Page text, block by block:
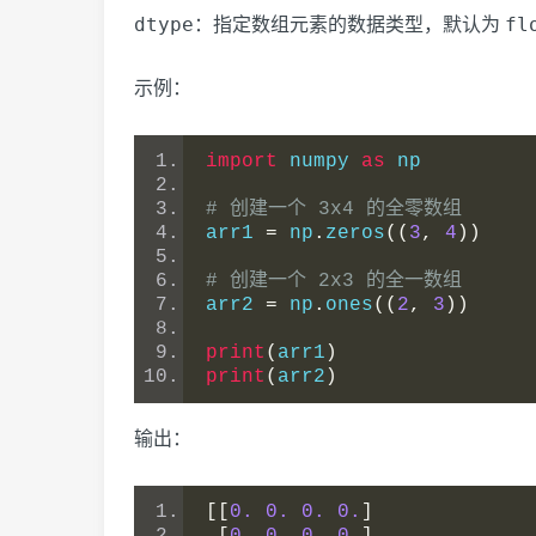
dtype ：指定数组元素的数据类型，默认为
示例：
import numpy as np
# 创建一个 3x4 的全零数组
arr1 = np . zeros(( 3, 4 ))
# 创建一个 2x3 的全一数组
arr2 = np . ones(( 2, 3 ))
print ( arr1 )
print ( arr2 )
输出：
0. 0. 0. 0.